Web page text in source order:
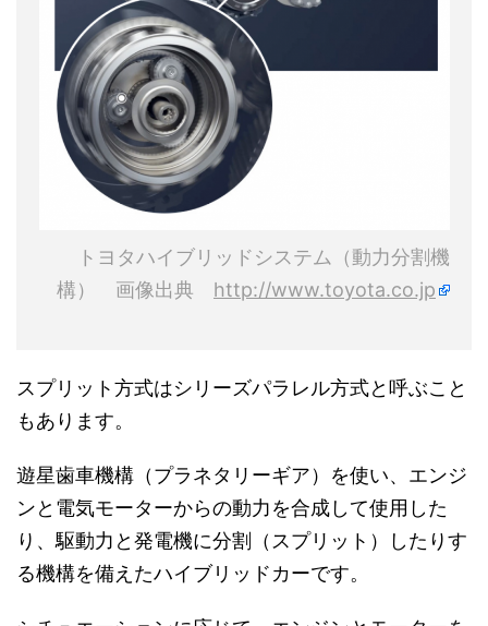
トヨタハイブリッドシステム（動力分割機
構） 画像出典 http://www.toyota.co.jp
スプリット方式はシリーズパラレル方式と呼ぶこと
もあります。
遊星歯車機構（プラネタリーギア）を使い、エンジ
ンと電気モーターからの動力を合成して使用した
り、駆動力と発電機に分割（スプリット）したりす
る機構を備えたハイブリッドカーです。